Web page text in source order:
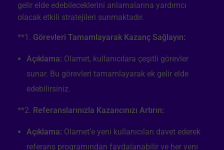
gelir elde edebileceklerini anlamalarına yardımcı
olacak etkili stratejileri sunmaktadır.
**1. Görevleri Tamamlayarak Kazanç Sağlayın:
Açıklama: Olamet, kullanıcılara çeşitli görevler
sunar. Bu görevleri tamamlayarak ek gelir elde
edebilirsiniz.
**2. Referanslarınızla Kazancınızı Artırın:
Açıklama: Olamet’e yeni kullanıcıları davet ederek
referans programından faydalanabilir ve her yeni